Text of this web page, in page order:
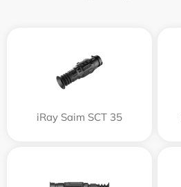
iRay Saim SCT 35